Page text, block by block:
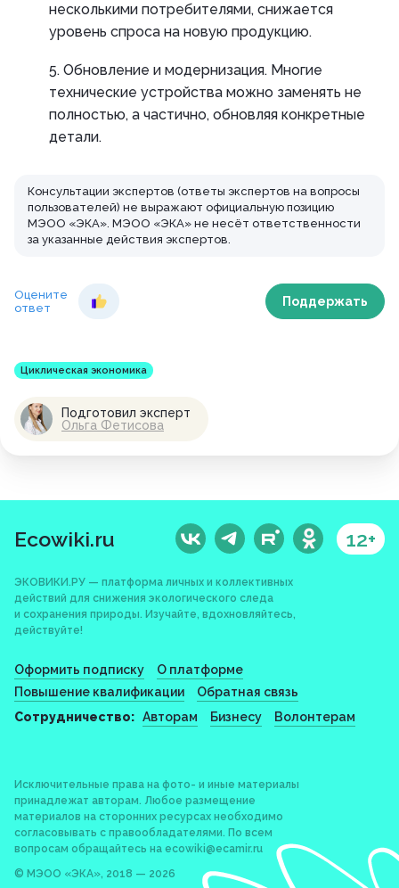
несколькими потребителями, снижается
уровень спроса на новую продукцию.
5. Обновление и модернизация. Многие
технические устройства можно заменять не
полностью, а частично, обновляя конкретные
детали.
Консультации экспертов (ответы экспертов на вопросы
пользователей) не выражают официальную позицию
МЭОО «ЭКА». МЭОО «ЭКА» не несёт ответственности
за указанные действия экспертов.
Оцените
ответ
Поддержать
Циклическая экономика
Подготовил эксперт
Ольга Фетисова
Ecowiki.ru 12+
ЭКОВИКИ.РУ — платформа личных и коллективных
действий для снижения экологического следа
и сохранения природы. Изучайте, вдохновляйтесь,
действуйте!
Оформить подписку
О платформе
Повышение квалификации
Обратная связь
Сотрудничество: Авторам Бизнесу Волонтерам
Исключительные права на фото- и иные материалы
принадлежат авторам. Любое размещение
материалов на сторонних ресурсах необходимо
согласовывать с правообладателями. По всем
вопросам обращайтесь на ecowiki@ecamir.ru
© МЭОО «ЭКА», 2018 — 2026